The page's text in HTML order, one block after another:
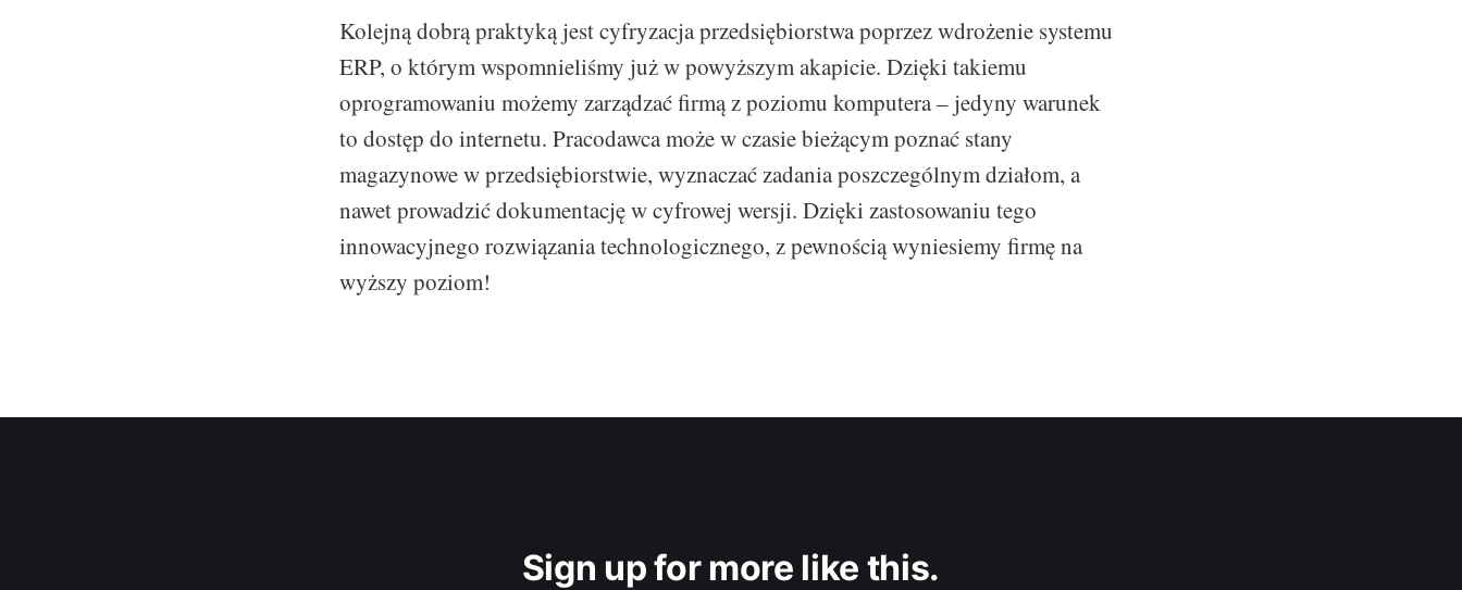
Kolejną dobrą praktyką jest cyfryzacja przedsiębiorstwa poprzez wdrożenie systemu
ERP, o którym wspomnieliśmy już w powyższym akapicie. Dzięki takiemu
oprogramowaniu możemy zarządzać firmą z poziomu komputera – jedyny warunek
to dostęp do internetu. Pracodawca może w czasie bieżącym poznać stany
magazynowe w przedsiębiorstwie, wyznaczać zadania poszczególnym działom, a
nawet prowadzić dokumentację w cyfrowej wersji. Dzięki zastosowaniu tego
innowacyjnego rozwiązania technologicznego, z pewnością wyniesiemy firmę na
wyższy poziom!
Sign up for more like this.